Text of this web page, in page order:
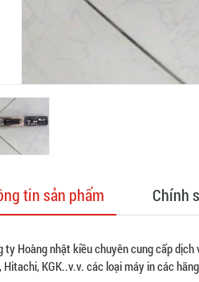
tin sản phẩm Chính
ty Hoàng nhật kiều chuyên cung cấp
Hitachi, KGK..v.v. các loại máy in các